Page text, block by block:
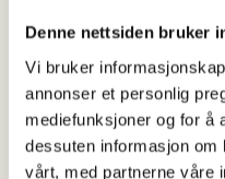
Denne nettsiden bruker
Vi bruker
annonser et personlig
mediefunksjoner og for å
dessuten informasjon om
vårt, med partnerne våre
Fast
(SJFFU)